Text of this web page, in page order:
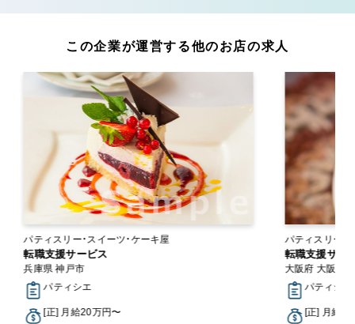
この企業が運営する他のお店の求人
パティスリー・スイーツ・ケーキ屋
転職支援サービス
兵庫県 神戸市
パティシエ
[正] 月給20万円〜
パティスリー・
転職支援サー
大阪府 大阪市
パティシエ
[正] 月給